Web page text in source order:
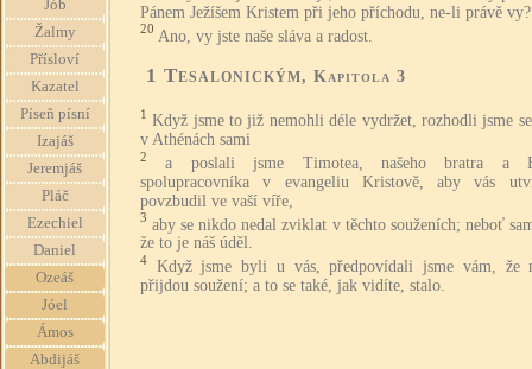
Jób
Žalmy
Přísloví
Kazatel
Píseň písní
Izajáš
Jeremjáš
Pláč
Ezechiel
Daniel
Ozeáš
Jóel
Ámos
Abdijáš
Pánem Ježíšem Kristem při jeho příchodu, ne-li právě vy?
20 Ano, vy jste naše sláva a radost.
1 Tesalonickým, Kapitola 3
1
Když jsme to již nemohli déle vydržet, rozhodli jsme
v Athénách sami
2
a poslali jsme Timotea, našeho bratra a
spolupracovníka v evangeliu Kristově, aby vás
povzbudil ve vaší víře,
3 aby se nikdo nedal zviklat v těchto souženích; neboť
že to je náš úděl.
4
Když jsme byli u vás, předpovídali jsme vám, že
přijdou soužení; a to se také, jak vidíte, stalo.